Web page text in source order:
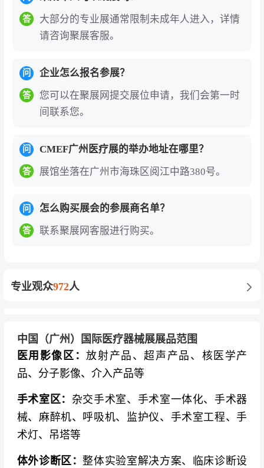
疗、威高集团、上海电气医疗
手术机器人：长木谷医疗、中欧智薇、佗灵医
康、睿触科技、纳通医疗
体外诊断与医疗电子
博、安信纳米、医凯电子、金导医疗、朗泰生
物、索利达医疗、鹏宇汽车、鑫和电器
高、舒万诺、易格斯、鸣志电器、科思创、台达
电子、TDK集团
镜医疗、神踪科技、爱可声助听器
答
大部分的专业展通常限制未成年人进入，详情
请咨询聚展客服。
问 企业怎么报名参展？
答
您可以在聚展网提交展位申请，我们会第一时
间联系您。
问 CMEF广州医疗展的举办地址在哪里？
答 展馆坐落在广州市海珠区阅江中路380号。
问 怎么购买展会的参展商名单？
答 联系聚展网客服进行购买。
专业观众972人
中国（广州）国际医疗器械展展品范围
医用影像区：放射产品、超声产品、核医学产
品、分子影像、介入产品等
手术室区： 杂交手术室、手术室一体化、手术器
械、麻醉机、呼吸机、监护仪、手术室工程、手
术灯、吊塔等
体外诊断区： 整体实验室解决方案、临床诊断设